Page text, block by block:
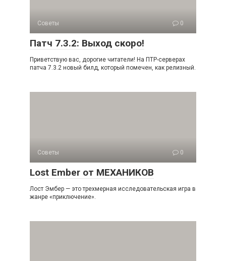
Советы 0
Патч 7.3.2: Выход скоро!
Приветствую вас, дорогие читатели! На ПТР-серверах
патча 7.3.2 новый билд, который помечен, как релизный.
Советы 0
Lost Ember от МЕХАНИКОВ
Лост Эмбер — это трехмерная исследовательская игра в
жанре «приключение».